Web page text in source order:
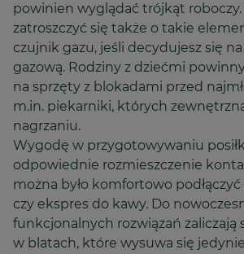
powinien wyglądać trójkąt
zatroszczyć się także o takie
czujnik gazu, jeśli decydujesz się
gazową. Rodziny z dziećmi
na sprzęty z blokadami przed
m.in. piekarniki, których
nagrzaniu.
Wygodę w przygotowywaniu
odpowiednie rozmieszczenie
można było komfortowo
czy ekspres do kawy. Do
funkcjonalnych rozwiązań zaliczają
w blatach, które wysuwa się